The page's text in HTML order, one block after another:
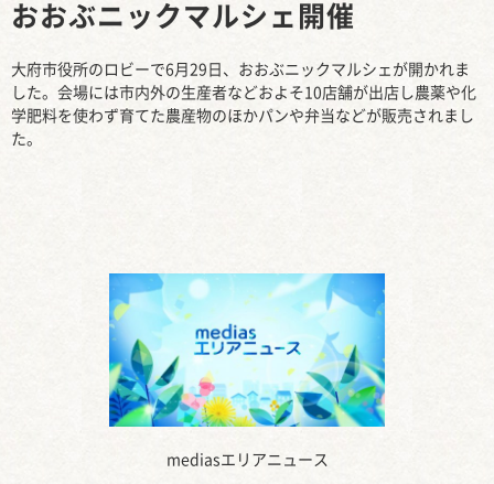
mediasエリアニュース
おおぶニックマルシェ開催
大府市役所のロビーで6月29日、おおぶニックマルシェが開かれま
した。会場には市内外の生産者などおよそ10店舗が出店し農薬や化
学肥料を使わず育てた農産物のほかパンや弁当などが販売されまし
た。